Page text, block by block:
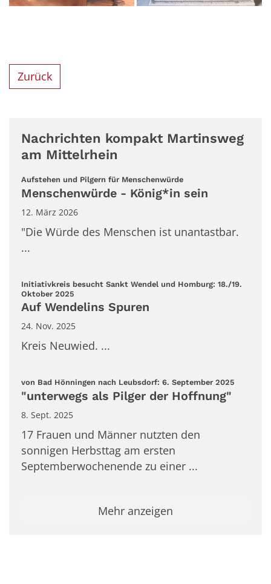
Zurück
Nachrichten kompakt Martinsweg
am Mittelrhein
Aufstehen und Pilgern für Menschenwürde:
Menschenwürde - König*in sein
12. März 2026
"Die Würde des Menschen ist unantastbar.
...
Initiativkreis besucht Sankt Wendel und Homburg: 18./19.
Oktober 2025:
Auf Wendelins Spuren
24. Nov. 2025
Kreis Neuwied. ...
von Bad Hönningen nach Leubsdorf: 6. September 2025:
"unterwegs als Pilger der Hoffnung"
8. Sept. 2025
17 Frauen und Männer nutzten den
sonnigen Herbsttag am ersten
Septemberwochenende zu einer ...
Mehr anzeigen